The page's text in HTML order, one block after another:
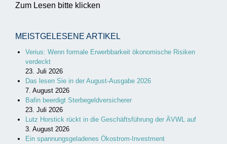
Zum Lesen bitte klicken
MEISTGELESENE ARTIKEL
Verius: Wenn formale Erwerbbarkeit ökonomische Risiken
verdeckt
23. Juli 2026
Das lesen Sie in der August-Ausgabe 2026
7. August 2026
Bafin beerdigt Sterbegeldversicherer
23. Juli 2026
Lutz Horstick rückt in die Geschäftsführung der ÄVWL auf
3. August 2026
Ein spannungsgeladenes Ökostrom-Investment